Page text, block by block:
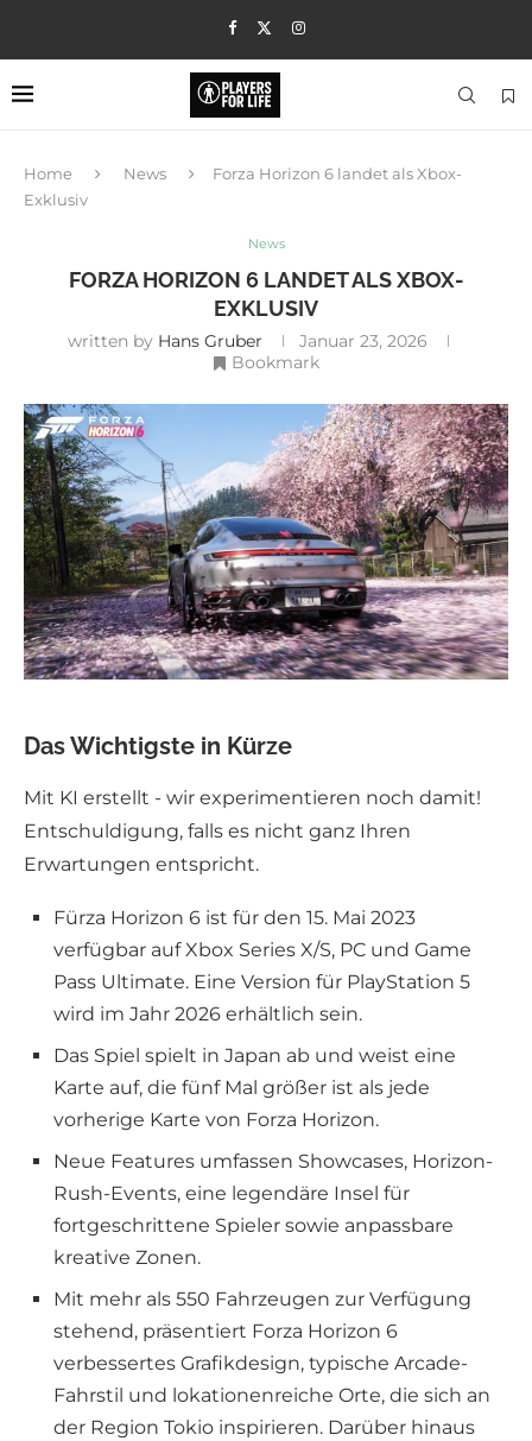
Home News
Forza Horizon 6 landet als Xbox-
Exklusiv
News
FORZA HORIZON 6 LANDET ALS XBOX-
EXKLUSIV
written by Hans Gruber
Januar 23, 2026
Bookmark
Das Wichtigste in Kürze
Mit KI erstellt - wir experimentieren noch damit!
Entschuldigung, falls es nicht ganz Ihren
Erwartungen entspricht.
Fürza Horizon 6 ist für den 15. Mai 2023
verfügbar auf Xbox Series X/S, PC und Game
Pass Ultimate. Eine Version für PlayStation 5
wird im Jahr 2026 erhältlich sein.
Das Spiel spielt in Japan ab und weist eine
Karte auf, die fünf Mal größer ist als jede
vorherige Karte von Forza Horizon.
Neue Features umfassen Showcases, Horizon-
Rush-Events, eine legendäre Insel für
fortgeschrittene Spieler sowie anpassbare
kreative Zonen.
Mit mehr als 550 Fahrzeugen zur Verfügung
stehend, präsentiert Forza Horizon 6
verbessertes Grafikdesign, typische Arcade-
Fahrstil und lokationenreiche Orte, die sich an
der Region Tokio inspirieren. Darüber hinaus